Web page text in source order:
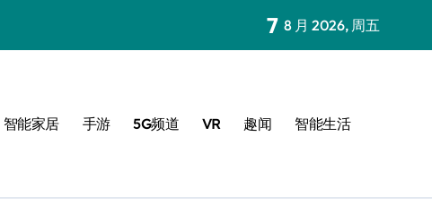
7 8 月 2026, 周五
智能家居 手游 5G频道 VR 趣闻 智能生活